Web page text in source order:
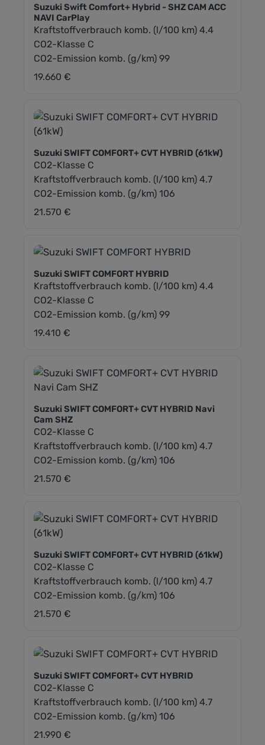
Suzuki Swift Comfort+ Hybrid - SHZ CAM ACC
NAVI CarPlay
Kraftstoffverbrauch komb. (l/100 km) 4.4
CO2-Klasse C
CO2-Emission komb. (g/km) 99
Regulärer Preis:
19.660 €
Suzuki SWIFT COMFORT+ CVT HYBRID (61kW)
CO2-Klasse C
Kraftstoffverbrauch komb. (l/100 km) 4.7
CO2-Emission komb. (g/km) 106
Regulärer Preis:
21.570 €
Suzuki SWIFT COMFORT HYBRID
Kraftstoffverbrauch komb. (l/100 km) 4.4
CO2-Klasse C
CO2-Emission komb. (g/km) 99
Regulärer Preis:
19.410 €
Suzuki SWIFT COMFORT+ CVT HYBRID Navi
Cam SHZ
CO2-Klasse C
Kraftstoffverbrauch komb. (l/100 km) 4.7
CO2-Emission komb. (g/km) 106
Regulärer Preis:
21.570 €
Suzuki SWIFT COMFORT+ CVT HYBRID (61kW)
CO2-Klasse C
Kraftstoffverbrauch komb. (l/100 km) 4.7
CO2-Emission komb. (g/km) 106
Regulärer Preis:
21.570 €
Suzuki SWIFT COMFORT+ CVT HYBRID
CO2-Klasse C
Kraftstoffverbrauch komb. (l/100 km) 4.7
CO2-Emission komb. (g/km) 106
Regulärer Preis:
21.990 €